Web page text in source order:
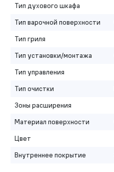
Тип духового шкафа
Тип варочной поверхности
Тип гриля
Тип установки/монтажа
Тип управления
Тип очистки
Зоны расширения
Материал поверхности
Цвет
Внутреннее покрытие